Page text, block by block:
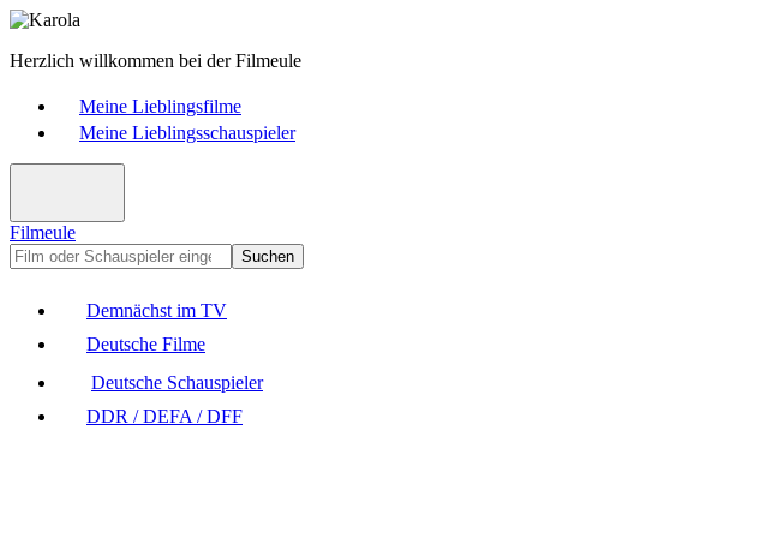
Herzlich willkommen bei der Filmeule
Meine Lieblingsfilme
Meine Lieblingsschauspieler
Filmeule
Suchen
Demnächst im TV
Deutsche Filme
Deutsche Schauspieler
DDR / DEFA / DFF